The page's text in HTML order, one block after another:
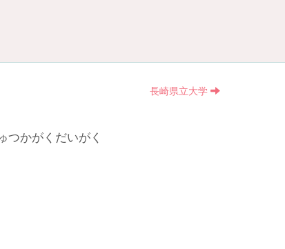
長崎県立大学
つかがくだいがく